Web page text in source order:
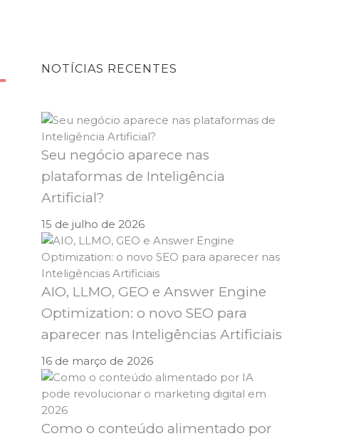
NOTÍCIAS RECENTES
Seu negócio aparece nas
plataformas de Inteligência
Artificial?
15 de julho de 2026
AIO, LLMO, GEO e Answer Engine
Optimization: o novo SEO para
aparecer nas Inteligências Artificiais
16 de março de 2026
Como o conteúdo alimentado por